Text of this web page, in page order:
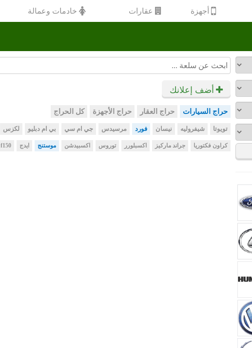
أجهزة عقارات خادمات وعمالة
أضف إعلانك
حراج السيارات حراج العقار حراج الأجهزة كل الحراج
تويوتا شيفروليه نيسان فورد مرسيدس جي ام سي بي ام دبليو لكزس
كراون فكتوريا جراند ماركيز اكسبلورر توروس اكسبيدشن موستنج ايدج f150